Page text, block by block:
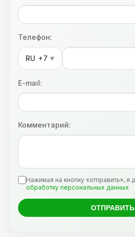
Телефон:
RU +7 ▼
E-mail:
Комментарий:
Нажимая на кнопку «отправить», я
обработку персональных данных